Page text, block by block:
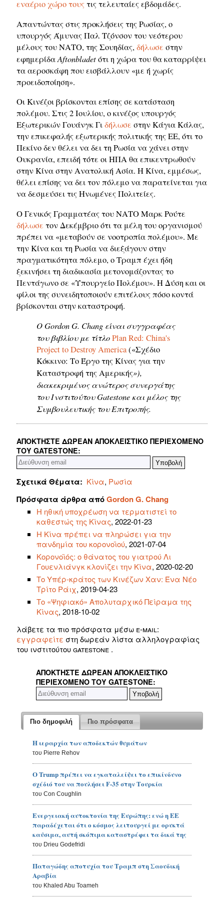
εναέριο χώρο τουςτις τελευταίες εβδομάδες.
Απαντώντας στις προκλήσεις της Ρωσίας, ο
υπουργός Άμυνας Παλ Τζόνσον του νεότερου
μέλους του ΝΑΤΟ, της Σουηδίας,δήλωσε στην
εφημερίδαAftonbladetότι η χώρα του θα καταρρίψει
τα αεροσκάφη που εισβάλλουν «με ή χωρίς
προειδοποίηση».
Οι Κινέζοι βρίσκονται επίσης σε κατάσταση
πολέμου. Στις 2 Ιουλίου, ο κινέζος υπουργός
Εξωτερικών Γουάνγκ Γιδήλωσε στην Κάγια Κάλας,
την επικεφαλής εξωτερικής πολιτικής της ΕΕ, ότι το
Πεκίνο δεν θέλει να δει τη Ρωσία να χάνει στην
Ουκρανία, επειδή τότε οι ΗΠΑ θα επικεντρωθούν
στην Κίνα στην Ανατολική Ασία. Η Κίνα, εμμέσως,
θέλει επίσης να δει τον πόλεμο να παρατείνεται για
να δεσμεύσει τις Ηνωμένες Πολιτείες.
Ο Γενικός Γραμματέας του ΝΑΤΟ Μαρκ Ρούτε
δήλωσε τον Δεκέμβριο ότι τα μέλη του οργανισμού
πρέπει να «μεταβούν σε νοοτροπία πολέμου». Με
την Κίνα και τη Ρωσία να διεξάγουν στην
πραγματικότητα πόλεμο, ο Τραμπ έχει ήδη
ξεκινήσει τη διαδικασία μετονομάζοντας το
Πεντάγωνο σε «Υπουργείο Πολέμου». Η Δύση και οι
φίλοι της συνειδητοποιούν επιτέλους πόσο κοντά
βρίσκονται στην καταστροφή.
Ο Gordon G. Chang είναι συγγραφέας
του βιβλίου με τίτλοPlan Red: China's
Project to Destroy America(«Σχέδιο
Κόκκινο: Το Έργο της Κίνας για την
Καταστροφή της Αμερικής»),
διακεκριμένος ανώτερος συνεργάτης
του Ινστιτούτου Gatestone και μέλος της
Συμβουλευτικής του Επιτροπής.
ΑΠΟΚΤΉΣΤΕ ΔΩΡΕΆΝ ΑΠΟΚΛΕΙΣΤΙΚΌ ΠΕΡΙΕΧΌΜΕΝΟ
ΤΟΥ GATESTONE:
Σχετικά Θέματα: Κίνα, Ρωσία
Πρόσφατα άρθρα απόGordon G. Chang
Η ηθική υποχρέωση να τερματιστεί το
καθεστώς της Κίνας, 2022-01-23
Η Κίνα πρέπει να πληρώσει για την
πανδημία του κορονοϊού, 2021-07-04
Κορονοϊός: ο θάνατος του γιατρού Λι
Γουενλιάνγκ κλονίζει την Κίνα, 2020-02-20
Το Υπέρ-κράτος των Κινέζων Χαν: Ένα Νέο
Τρίτο Ράιχ, 2019-04-23
Το «Ψηφιακό» Απολυταρχικό Πείραμα της
Κίνας, 2018-10-02
λάβετε τα πιο πρόσφατα μέσω e-mail:
εγγραφείτε στη δωρεάν λίστα αλληλογραφίας
του ινστιτούτου gatestone .
ΑΠΟΚΤΉΣΤΕ ΔΩΡΕΆΝ ΑΠΟΚΛΕΙΣΤΙΚΌ
ΠΕΡΙΕΧΌΜΕΝΟ ΤΟΥ GATESTONE:
Πιο δημοφιλή Πιο πρόσφατα
Η ιεραρχία των αποδεκτών θυμάτων
του Pierre Rehov
Ο Trump πρέπει να εγκαταλείψει το επικίνδυνο
σχέδιό του να πουλήσει F-35 στην Τουρκία
του Con Coughlin
Ενεργειακή αυτοκτονία της Ευρώπης: ενώ η ΕΕ
παραδέχεται ότι ο κόσμος λειτουργεί με ορυκτά
καύσιμα, αυτή σκόπιμα καταστρέφει τα δικά της
του Drieu Godefridi
Παταγώδης αποτυχία του Τραμπ στη Σαουδική
Αραβία
του Khaled Abu Toameh